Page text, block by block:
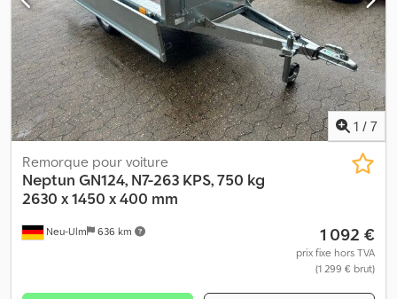
1 / 7
Neu-Ulm 636 km
Remorque pour voiture
Neptun GN124, N7-263 KPS, 750 kg
2630 x 1450 x 400 mm
1 092 €
prix fixe hors TVA
(1 299 € brut)